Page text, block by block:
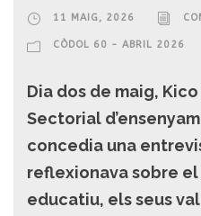
11 MAIG, 2026
CÒDOL 60 - ABRIL 2026
Dia dos de maig,
Sectorial
concedia una
reflexionava sobre
educatiu, els seus